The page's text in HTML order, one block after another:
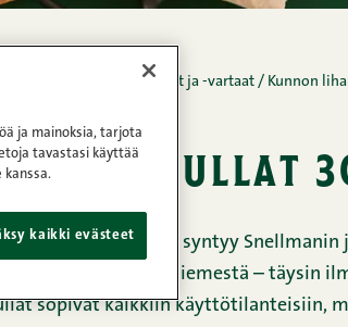
Lihapullat, jauhelihapihvit ja -vartaat / Kunnon
lihapullat
erinomainen maku syntyy Snellmanin
ja itse tehdystä lihaliemestä – täysin
sopivat kaikkiin käyttötilanteisiin,
ja mainoksia, tarjota
tavastasi käyttää
kanssa.
kaikki evästeet